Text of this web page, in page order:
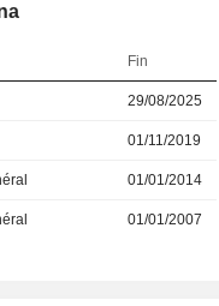
Fin
29/08/2025
01/11/2019
01/01/2014
01/01/2007